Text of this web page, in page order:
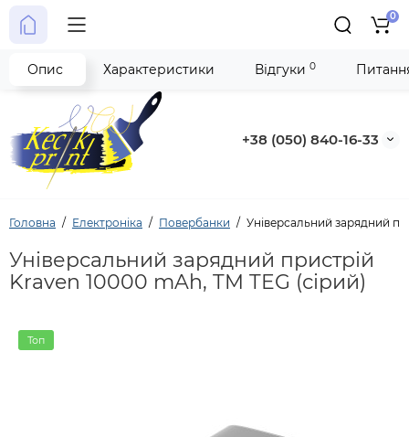
+38 (050) 840-16-33
0
Головна Електроніка Повербанки Універсальний зарядний
Універсальний зарядний пристрій
Kraven 10000 mAh, TM TEG (сірий)
Топ
Опис Характеристики Відгуки 0